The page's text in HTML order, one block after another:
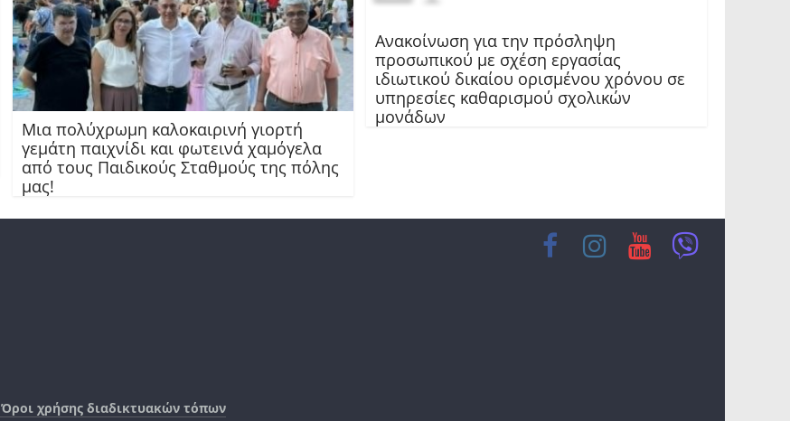
Μια πολύχρωμη καλοκαιρινή γιορτή
γεμάτη παιχνίδι και φωτεινά χαμόγελα
από τους Παιδικούς Σταθμούς της πόλης
μας!
Ανακοίνωση για την πρόσληψη
προσωπικού με σχέση εργασίας
ιδιωτικού δικαίου ορισμένου χρόνου σε
υπηρεσίες καθαρισμού σχολικών
μονάδων
Όροι χρήσης διαδικτυακών τόπων